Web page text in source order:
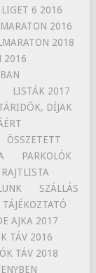
LIGET 6 2016
2016
2018
2016
LISTÁK 2017
DÍJAK
ÖSSZETETT
PARKOLÓK
RAJTLISTA
SZÁLLÁS
TÁJÉKOZTATÓ
AJKA 2017
TÁV 2016
TÁV 2018